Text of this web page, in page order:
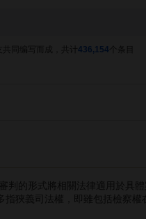
共同编写而成，共计 436,154 个条目
判的形式將相關法律適用於具
狹義司法權，即雖包括檢察